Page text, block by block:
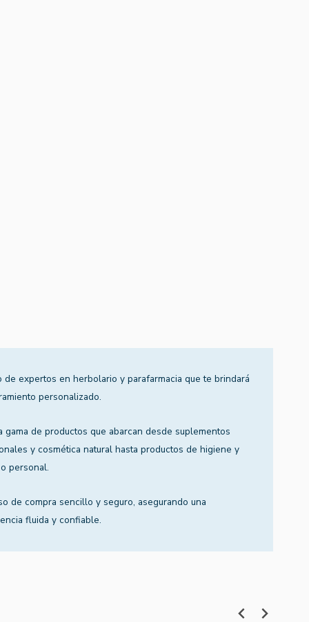
de expertos en herbolario y parafarmacia que te brindará
personalizado.
gama de productos que abarcan desde suplementos
y cosmética natural hasta productos de higiene y
personal.
de compra sencillo y seguro, asegurando una
fluida y confiable.